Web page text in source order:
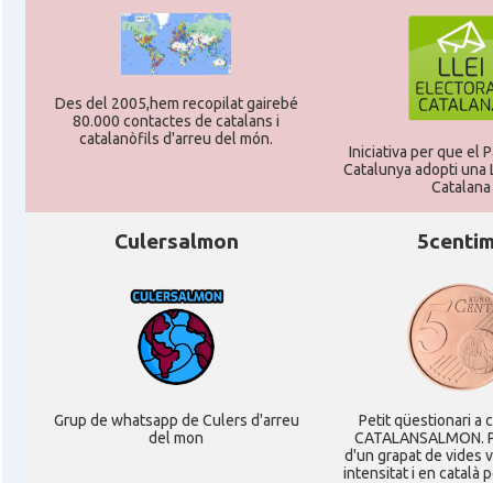
Consolat Consolat general a Dusseldorf
Consolat Consolat general a Frankfurt am
Consolat general a Hamburg
Consolat Consolat general a Munich
Consolat Consolat general a Stuttgart
Ambaixada Ambaixada espanyola a Alemanya
Des del 2005,hem recopilat gairebé
80.000 contactes de catalans i
catalanòfils d'arreu del món.
Iniciativa per que el
Catalunya adopti una
Catalana
Culersalmon
Grup de whatsapp de Culers d'arreu
del mon
Petit qüestionari a
CATALANSALMON.
d'un grapat de vides
intensitat i en català